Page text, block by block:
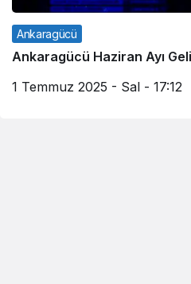
Ankaragücü
Ankaragücü Haziran Ayı
1 Temmuz 2025 - Sal - 17:12